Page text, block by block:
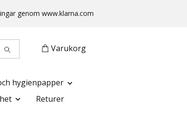
genom www.klarna.com
Varukorg
hygienpapper
Returer